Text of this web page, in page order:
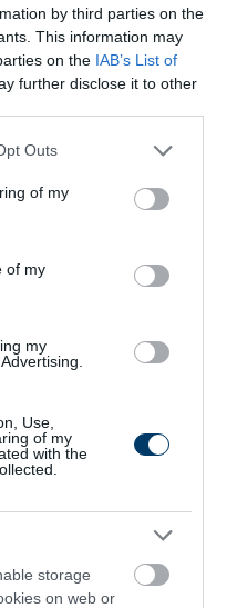
by third parties on the
This information may
on the IAB’s List of
further disclose it to other
uses one or more Google
You may click to
its third-party tags to
purposes in below Google
Outs
of my
of my
my
Use,
of my
with the
storage
on web or
All Parasites From